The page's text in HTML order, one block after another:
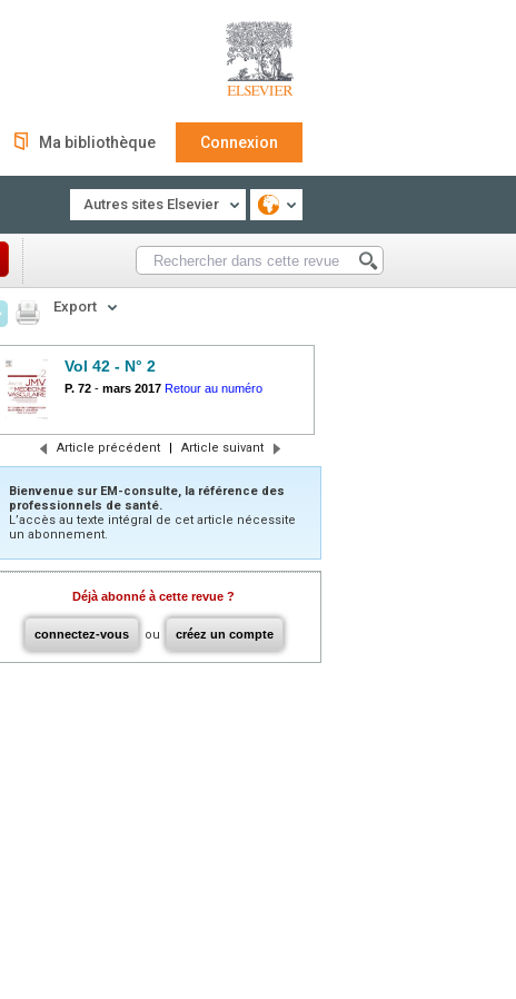
Ma bibliothèque Connexion
Autres sites Elsevier
Export
Vol 42 - N° 2
P. 72 - mars 2017 Retour au numéro
Article précédent | Article suivant
Bienvenue sur EM-consulte, la référence des
professionnels de santé.
L’accès au texte intégral de cet article nécessite
un abonnement.
Déjà abonné à cette revue ?
connectez-vous ou créez un compte